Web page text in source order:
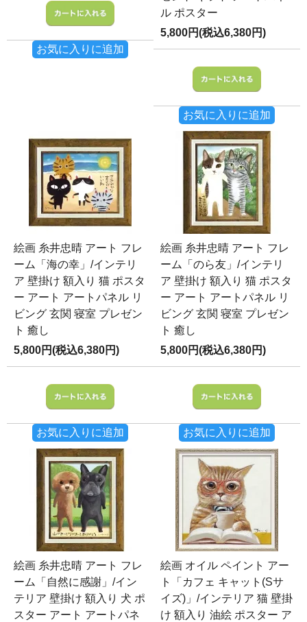
お気に入りに追加
ル ポスター
5,800円(税込6,380円)
お気に入りに追加
絵画 糸井忠晴 アート フレ
ーム「海の幸」/インテリ
ア 壁掛け 額入り 猫 ポスタ
ー アート アートパネル リ
ビング 玄関 寝室 プレゼン
ト 癒し
5,800円(税込6,380円)
お気に入りに追加
絵画 糸井忠晴 アート フレ
ーム「のら友」/インテリ
ア 壁掛け 額入り 猫 ポスタ
ー アート アートパネル リ
ビング 玄関 寝室 プレゼン
ト 癒し
5,800円(税込6,380円)
お気に入りに追加
絵画 糸井忠晴 アート フレ
ーム「自然に感謝」/イン
テリア 壁掛け 額入り 犬 ポ
スター アート アートパネ
絵画 オイル ペイント アー
ト「カフェ キャット(Sサ
イズ)」/インテリア 猫 壁掛
け 額入り 油絵 ポスター ア